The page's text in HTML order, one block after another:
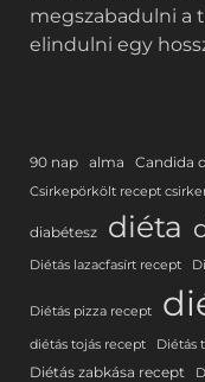
megszabadulni a
elindulni egy
90 nap alma Candida
Csirkepörkölt recept
diabétesz diéta
Diétás lazacfasírt recept
Diétás pizza recept
diétás tojás recept Diétás
Diétás zabkása recept